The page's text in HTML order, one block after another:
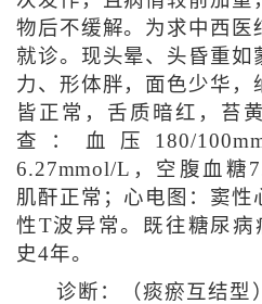
物后不缓解。为求中西医
就诊。现头晕、头昏重如
力、形体胖，面色少华，
皆正常，舌质暗红，苔
查：血压180/
6.27mmol/L，空腹血糖
肌酐正常；心电图：窦性
性T波异常。既往糖尿病
史4年。
诊断：（痰瘀互结型